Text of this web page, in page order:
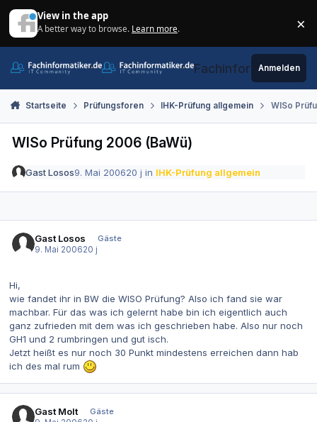
View in the app
A better way to browse. Learn more. ×
Fachinformatiker.de
Anmelden
Startseite Prüfungsforen IHK-Prüfung allgemein WISo
WISo Prüfung 2006 (BaWü)
Gast Losos9. Mai 200620 j in IHK-Prüfung allgemein
Gast Losos
Gäste
9. Mai 200620 j
Hi,
wie fandet ihr in BW die WISO Prüfung? Also ich fand sie war
machbar. Für das was ich gelernt habe bin ich eigentlich auch
ganz zufrieden mit dem was ich geschrieben habe. Also nur noch
GH1 und 2 rumbringen und gut isch.
Jetzt heißt es nur noch 30 Punkt mindestens erreichen dann hab
ich des mal rum
Gast Molt
Gäste